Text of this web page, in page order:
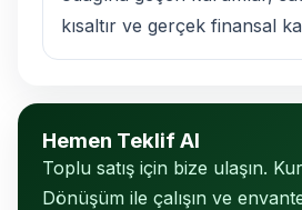
kısaltır ve gerçek finansal
Hemen Teklif Al
Toplu satış için bize ulaşın.
Dönüşüm ile çalışın ve